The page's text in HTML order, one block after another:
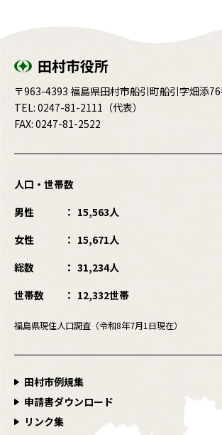
田村市役所
〒963-4393 福島県田村市船引町船引字畑添
TEL: 0247-81-2111 （代表）
FAX: 0247-81-2522
人口・世帯数
男性
15,563人
女性
15,671人
総数
31,234人
世帯数
12,332世帯
福島県現住人口調査（令和8年7月1日現在）
田村市例規集
申請書ダウンロード
リンク集